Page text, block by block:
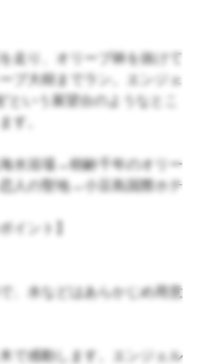
走り、オリーブ林を抜けて
ブ大樹までラン。エンジェ
という展望台のようなとこ
す。
水浴場→樹齢千年のオリー
人の聖地→小豆島国際ホテ
イント】
、水などはあらかじめ用意
で感動します。エンジェル